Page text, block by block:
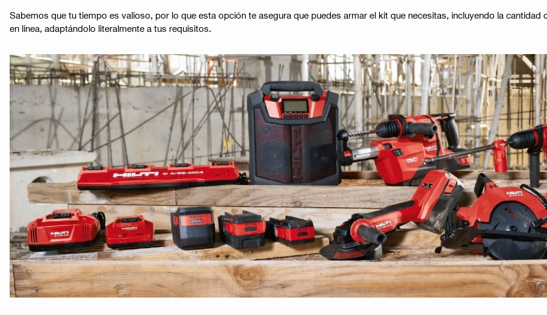
Sabemos que tu tiempo es valioso, por lo que esta opción te asegura que puedes armar el kit que necesitas, incluyendo la
en línea, adaptándolo literalmente a tus requisitos.